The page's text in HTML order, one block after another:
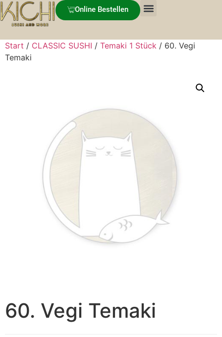
Online Bestellen
Start / CLASSIC SUSHI / Temaki 1 Stück / 60. Vegi
Temaki
60. Vegi Temaki